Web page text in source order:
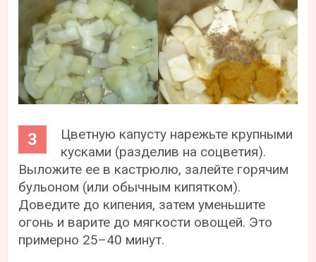
Цветную капусту нарежьте крупными
кусками (разделив на соцветия).
Выложите ее в кастрюлю, залейте горячим
бульоном (или обычным кипятком).
Доведите до кипения, затем уменьшите
огонь и варите до мягкости овощей. Это
примерно 25–40 минут.